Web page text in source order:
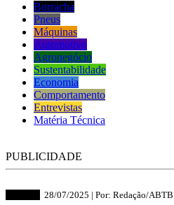
Borracha
Pneus
Máquinas
Automotivo
Agronegócio
Sustentabilidade
Economia
Comportamento
Entrevistas
Matéria Técnica
PUBLICIDADE
28/07/2025 | Por: Redação/ABTB